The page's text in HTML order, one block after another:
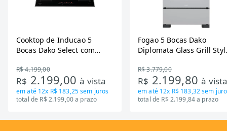
Cooktop de Inducao 5
Bocas Dako Select com
R$ 4.199,00
R$ 2.199,00à vista
em até 12x R$ 183,25sem juros
total de R$ 2.199,00 a prazo
Fogao 5 Bocas Dako
Diplomata Glass Grill
R$ 3.779,00
R$ 2.199,80à
em até 12x R$ 183,32sem
total de R$ 2.199,84 a prazo